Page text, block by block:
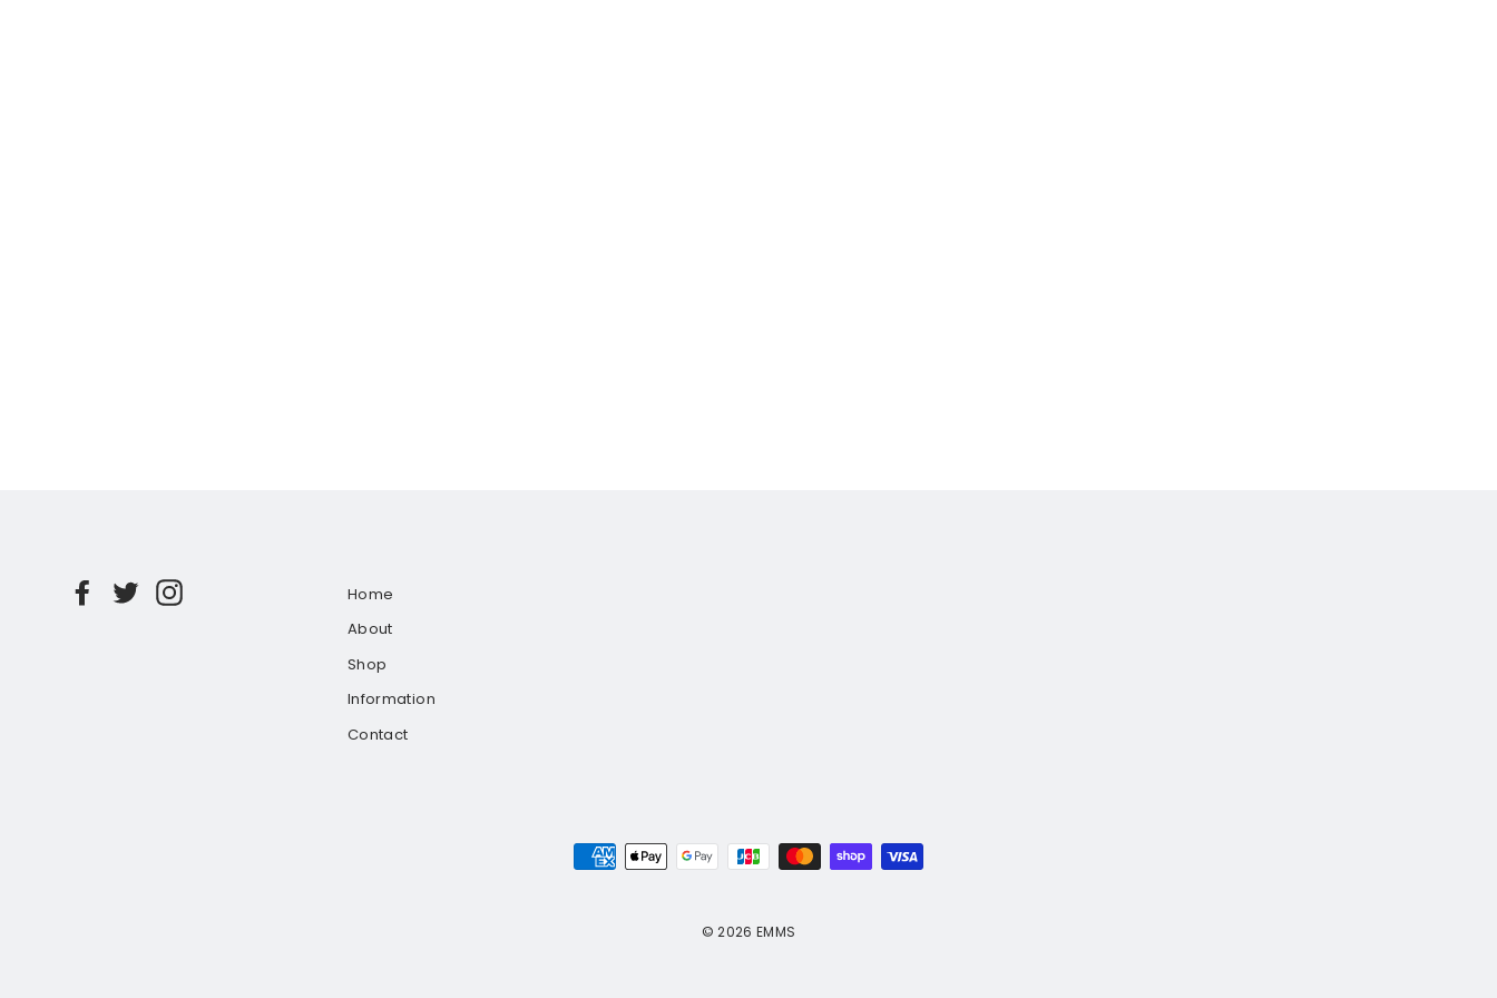
Facebook
Twitter
Home
About
Shop
Information
Contact
© 2026 EMMS